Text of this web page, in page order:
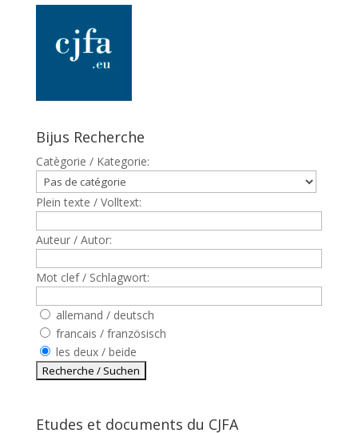
Bijus Recherche
Catègorie / Kategorie:
Plein texte / Volltext:
Auteur / Autor:
Mot clef / Schlagwort:
allemand / deutsch
francais / französisch
les deux / beide
Etudes et documents du CJFA